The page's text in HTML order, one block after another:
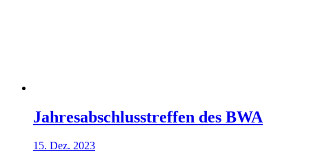
Jahresabschlusstreffen des BWA
15. Dez. 2023